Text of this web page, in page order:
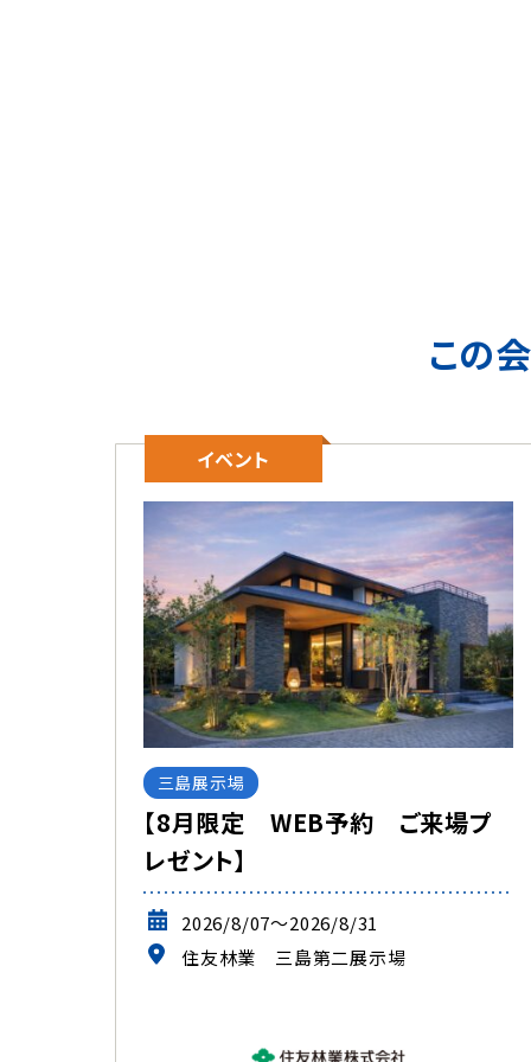
この
イベント
三島展示場
【8月限定 WEB予約 ご来場プ
レゼント】
2026/8/07～2026/8/31
住友林業 三島第二展示場